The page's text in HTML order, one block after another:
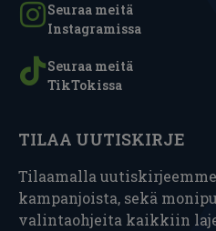
Seuraa meitä
Instagramissa
Seuraa meitä
TikTokissa
TILAA UUTISKIRJE
Tilaamalla
kampanjoista, sekä
valintaohjeita kaikkiin